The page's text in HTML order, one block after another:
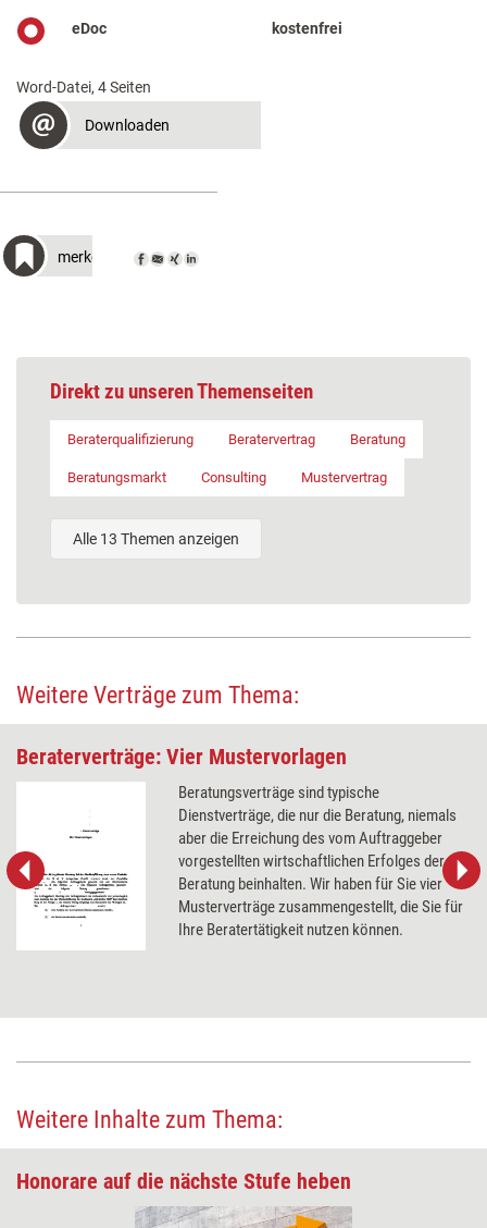
eDoc kostenfrei
Word-Datei, 4 Seiten
Downloaden
merken
Direkt zu unseren Themenseiten
Beraterqualifizierung Beratervertrag Beratung
Beratungsmarkt Consulting Mustervertrag
Alle 13 Themen anzeigen
Weitere Verträge zum Thema:
Beraterverträge: Vier Mustervorlagen
Beratungsverträge sind typische
Dienstverträge, die nur die Beratung, niemals
aber die Erreichung des vom Auftraggeber
vorgestellten wirtschaftlichen Erfolges der
Beratung beinhalten. Wir haben für Sie vier
Musterverträge zusammengestellt, die Sie für
Ihre Beratertätigkeit nutzen können.
Weitere Inhalte zum Thema:
Honorare auf die nächste Stufe heben